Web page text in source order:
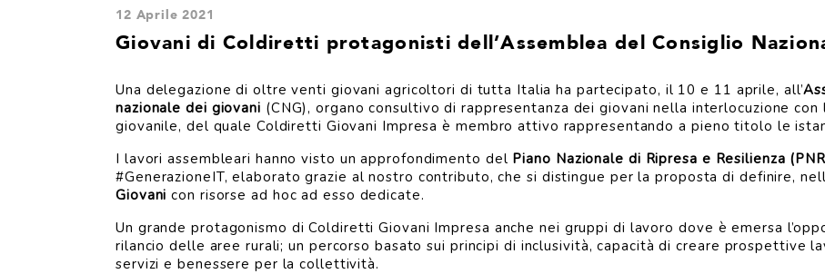
12 Aprile 2021
Giovani di Coldiretti protagonisti dell’Assemblea del Consiglio
Una delegazione di oltre venti giovani agricoltori di tutta Italia ha partecipato, il 10 e 11 aprile, all’
nazionale dei giovani (CNG), organo consultivo di rappresentanza dei giovani nella interlocuzione
giovanile, del quale Coldiretti Giovani Impresa è membro attivo rappresentando a pieno titolo le
I lavori assembleari hanno visto un approfondimento del Piano Nazionale di Ripresa e Resilienza
#GenerazioneIT, elaborato grazie al nostro contributo, che si distingue per la proposta di definire,
Giovani con risorse ad hoc ad esso dedicate.
Un grande protagonismo di Coldiretti Giovani Impresa anche nei gruppi di lavoro dove è emersa
rilancio delle aree rurali; un percorso basato sui principi di inclusività, capacità di creare prospettive
servizi e benessere per la collettività.